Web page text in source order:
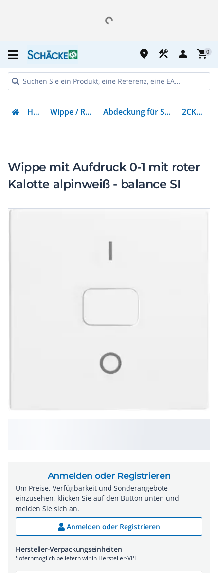
place construction person shopping_cart0
Haustechnik Wippe / Rahmen / Abdeckungen Abdeckung für Schalter, Taster, Dimmer, Jalousie 2CKA001731A2004
Wippe mit Aufdruck 0-1 mit roter
Kalotte alpinweiß - balance SI
Anmelden oder Registrieren
Um Preise, Verfügbarkeit und Sonderangebote
einzusehen, klicken Sie auf den Button unten und
melden Sie sich an.
Anmelden oder Registrieren
Hersteller-Verpackungseinheiten
Sofernmöglich beliefern wir in Hersteller-VPE